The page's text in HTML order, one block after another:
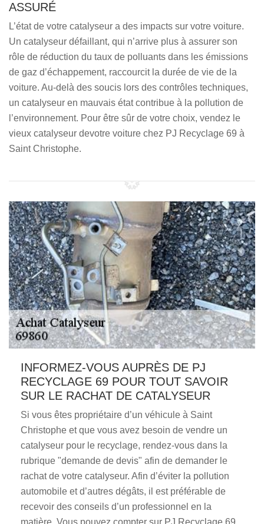
ASSURÉ
L’état de votre catalyseur a des impacts sur votre voiture.
Un catalyseur défaillant, qui n’arrive plus à assurer son
rôle de réduction du taux de polluants dans les émissions
de gaz d’échappement, raccourcit la durée de vie de la
voiture. Au-delà des soucis lors des contrôles techniques,
un catalyseur en mauvais état contribue à la pollution de
l’environnement. Pour être sûr de votre choix, vendez le
vieux catalyseur devotre voiture chez PJ Recyclage 69 à
Saint Christophe.
INFORMEZ-VOUS AUPRÈS DE PJ
RECYCLAGE 69 POUR TOUT SAVOIR
SUR LE RACHAT DE CATALYSEUR
Si vous êtes propriétaire d’un véhicule à Saint
Christophe et que vous avez besoin de vendre un
catalyseur pour le recyclage, rendez-vous dans la
rubrique "demande de devis" afin de demander le
rachat de votre catalyseur. Afin d’éviter la pollution
automobile et d’autres dégâts, il est préférable de
recevoir des conseils d’un professionnel en la
matière. Vous pouvez compter sur PJ Recyclage 69,